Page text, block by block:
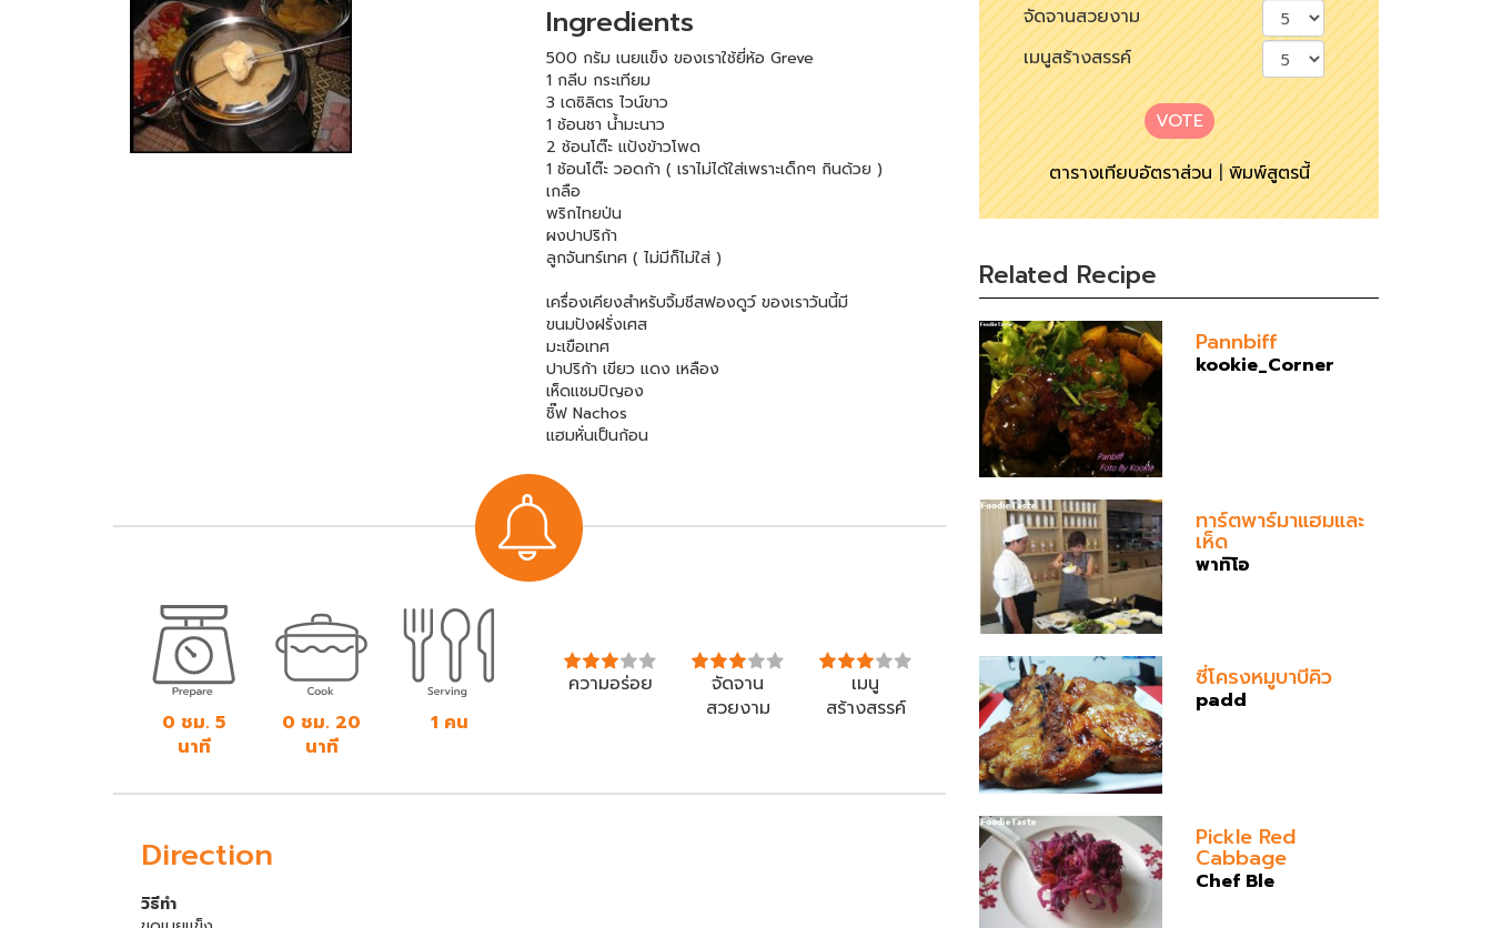
Ingredients
500 กรัม เนยแข็ง ของเราใช้ยี่ห้อ Greve
1 กลีบ กระเทียม
3 เดซิลิตร ไวน์ขาว
1 ช้อนชา น้ำมะนาว
2 ช้อนโต๊ะ แป้งข้าวโพด
1 ช้อนโต๊ะ วอดก้า ( เราไม่ได้ใส่เพราะเด็กๆ กินด้วย )
เกลือ
พริกไทยป่น
ผงปาปริก้า
ลูกจันทร์เทศ ( ไม่มีก็ไม่ใส่ )
เครื่องเคียงสำหรับจิ้มชีสฟองดูว์ ของเราวันนี้มี
ขนมปังฝรั่งเศส
มะเขือเทศ
ปาปริก้า เขียว แดง เหลือง
เห็ดแชมปิญอง
ชิ๊ฟ Nachos
แฮมหั่นเป็นก้อน
0 ชม. 5
นาที
0 ชม. 20
นาที
1 คน
ความอร่อย
จัดจาน
สวยงาม
เมนู
สร้างสรรค์
Direction
วิธีทำ
จัดจานสวยงาม
เมนูสร้างสรรค์
VOTE
ตารางเทียบอัตราส่วน|พิมพ์สูตรนี้
Related Recipe
Pannbiff
kookie_Corner
ทาร์ตพาร์มาแฮมและ
เห็ด
พาทิโอ
ซี่โครงหมูบาบีคิว
padd
Pickle Red
Cabbage
Chef Ble